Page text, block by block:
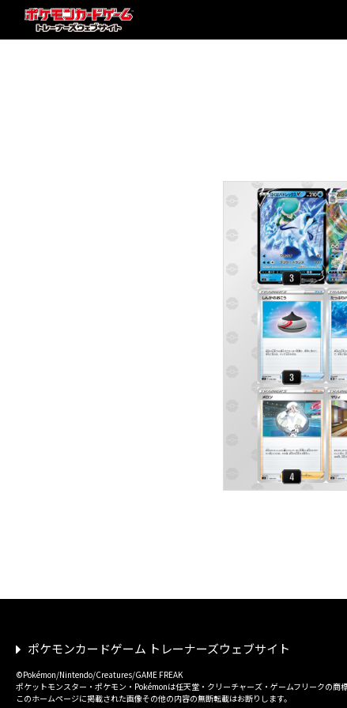
ポケモンカードゲーム トレーナーズウェブサイト
©Pokémon/Nintendo/Creatures/GAME FREAK
ポケットモンスター・ポケモン・Pokémonは任天堂・クリーチャーズ・ゲームフリークの商標
このホームページに掲載された画像その他の内容の無断転載はお断りします。